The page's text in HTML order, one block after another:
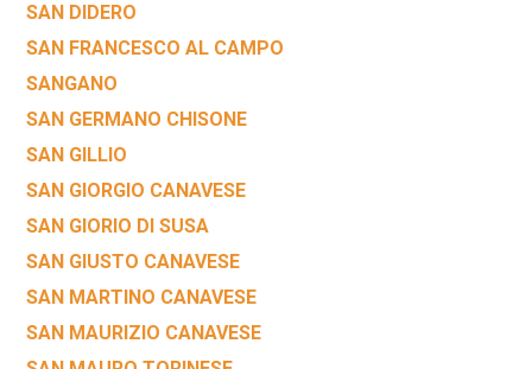
SAN DIDERO
SAN FRANCESCO AL CAMPO
SANGANO
SAN GERMANO CHISONE
SAN GILLIO
SAN GIORGIO CANAVESE
SAN GIORIO DI SUSA
SAN GIUSTO CANAVESE
SAN MARTINO CANAVESE
SAN MAURIZIO CANAVESE